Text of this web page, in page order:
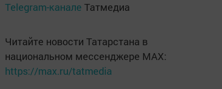
Telegram-канале Татмедиа
Читайте новости Татарстана в
национальном мессенджере MАХ:
https://max.ru/tatmedia